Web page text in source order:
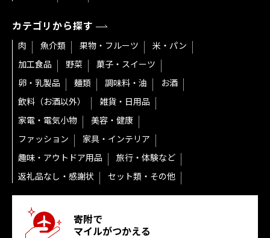
カテゴリから探す
肉 魚介類 果物・フルーツ
米・パン
加工食品
野菜
菓子・スイーツ
卵・乳製品
麺類 調味料・油
お酒
飲料（お酒以外）
雑貨・日用品
家電・電気小物
美容・健康
ファッション
家具・インテリア
趣味・アウトドア用品
旅行・体験など
返礼品なし・感謝状
セット類・その他
寄附で
マイルがつかえる